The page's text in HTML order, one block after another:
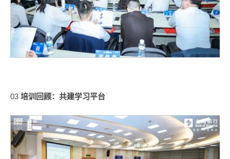
03 培训回顾：共建学习平台